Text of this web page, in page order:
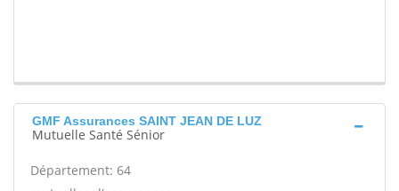
GMF Assurances SAINT JEAN DE LUZ
Mutuelle Santé Sénior
Département: 64